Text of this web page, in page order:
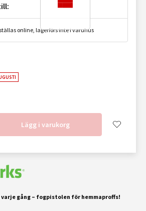
online, lagerförs inte i varuhus
Lägg i varukorg
gång – fogpistolen för hemmaproffs!